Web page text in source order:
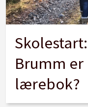
Brumm
lærebok?